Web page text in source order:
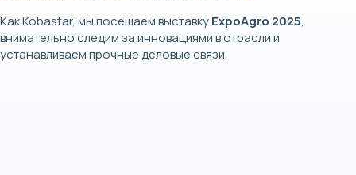
Как Kobastar, мы посещаем выставкуExpoAgro 2025,
внимательно следим за инновациями в отрасли и
устанавливаем прочные деловые связи.